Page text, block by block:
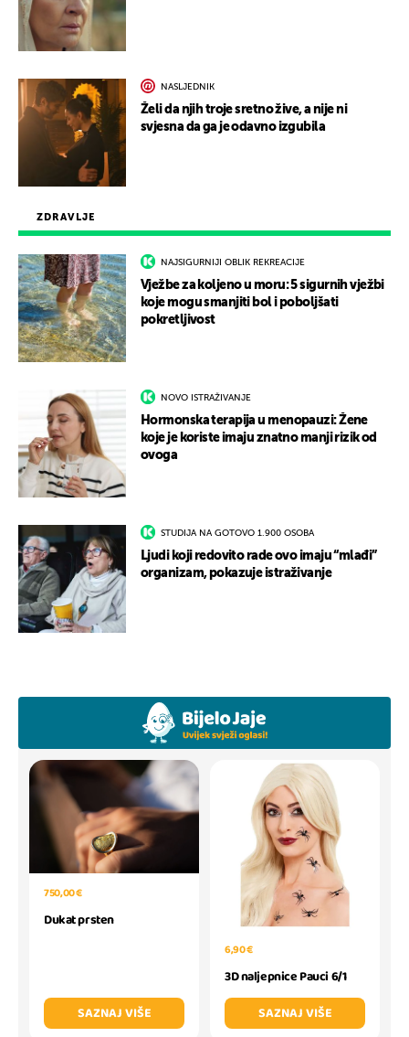
ZDRAVLJE
NAJSIGURNIJI OBLIK REKREACIJE
Vježbe za koljeno u moru: 5 sigurnih vježbi
koje mogu smanjiti bol i poboljšati
pokretljivost
NOVO ISTRAŽIVANJE
Hormonska terapija u menopauzi: Žene
koje je koriste imaju znatno manji rizik od
ovoga
STUDIJA NA GOTOVO 1.900 OSOBA
Ljudi koji redovito rade ovo imaju “mlađi”
organizam, pokazuje istraživanje
NASLJEDNIK
Želi da njih troje sretno žive, a nije ni
svjesna da ga je odavno izgubila
750,00 €
Dukat prsten
SAZNAJ VIŠE
6,90 €
3D naljepnice Pauci 6/1
SAZNAJ VIŠE